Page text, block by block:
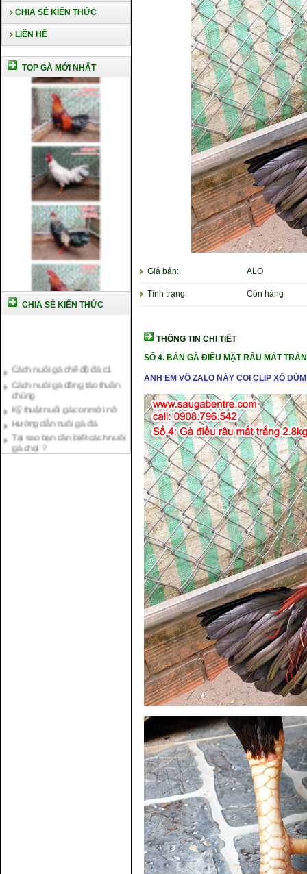
CHIA SẺ KIẾN THỨC
LIÊN HỆ
TOP GÀ MỚI NHẤT
CHIA SẺ KIẾN THỨC
Cách nuôi gà đông tảo thuần
Kỹ thuật nuôi gà con mới nở
Hướng dẫn nuôi gà đá
Tại sao bạn cần biết cách nuôi
gà chọi ?
Cách điều trị bệnh sổ mũi cho
gà
Giá bán: ALO
Tình trạng: Còn hàng
THÔNG TIN CHI TIẾT
SỐ 4. BÁN GÀ ĐIỀU MẶT RÂU MẮT
ANH EM VÔ ZALO NÀY COI CLIP XỔ